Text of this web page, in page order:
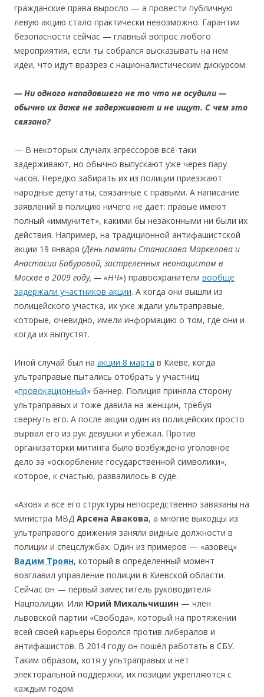
гражданские права выросло — а провести публичную
левую акцию стало практически невозможно. Гарантии
безопасности сейчас — главный вопрос любого
мероприятия, если ты собрался высказывать на нём
идеи, что идут вразрез с националистическим дискурсом.
— Ни одного нападавшего не то что не осудили —
обычно ихдаже не задерживают и не ищут. С чем это
связано?
— В некоторых случаях агрессоров всё-таки
задерживают, но обычно выпускают уже через пару
часов. Нередко забирать их из полиции приезжают
народные депутаты, связанные с правыми. А написание
заявлений в полицию ничего не даёт: правые имеют
полный «иммунитет», какими бы незаконными ни были их
действия. Например, на традиционной антифашистской
акции 19 января (День памяти Станислава Маркелова и
Анастасии Бабуровой, застреленных неонацистом в
Москве в 2009 году, — «НЧ») правоохранители вообще
задержали участников акции. А когда они вышли из
полицейского участка, их уже ждали ультраправые,
которые, очевидно, имели информацию о том, где они и
когда их выпустят.
Иной случай был на акции 8 марта в Киеве, когда
ультраправые пытались отобрать у участниц
«провокационный» баннер. Полиция приняла сторону
ультраправых и тоже давила на женщин, требуя
свернуть его. А после акции один из полицейских просто
вырвал его из рук девушки и убежал. Против
организаторки митинга было возбуждено уголовное
дело за «оскорбление государственной символики»,
которое, к счастью, развалилось в суде.
«Азов» и все его структуры непосредственно завязаны на
министра МВД Арсена Авакова, а многие выходцы из
ультраправого движения заняли видные должности в
полиции и спецслужбах. Один из примеров — «азовец»
Вадим Троян, который в определенный момент
возглавил управление полиции в Киевской области.
Сейчас он — первый заместитель руководителя
Нацполиции. Или Юрий Михальчишин — член
львовской партии «Свобода», который на протяжении
всей своей карьеры боролся против либералов и
антифашистов. В 2014 году он пошёл работать в СБУ.
Таким образом, хотя у ультраправых и нет
электоральной поддержки, их позиции укрепляются с
каждым годом.